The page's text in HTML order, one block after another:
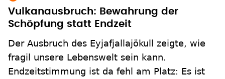
Vulkanausbruch: Bewahrung der
Schöpfung statt Endzeit
Der Ausbruch des Eyjafjallajökull zeigte, wie
fragil unsere Lebenswelt sein kann.
Endzeitstimmung ist da fehl am Platz: Es ist